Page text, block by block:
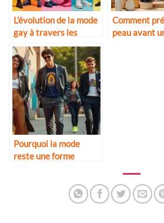
L’évolution de la mode
gay à travers les
décennies
Comment
peau avant
Pourquoi la mode
reste une forme